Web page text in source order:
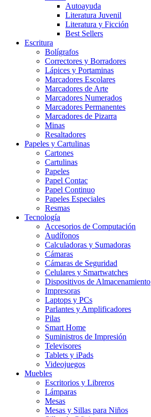
Autoayuda
Literatura Juvenil
Literatura y Ficción
Best Sellers
Escritura
Bolígrafos
Correctores y Borradores
Lápices y Portaminas
Marcadores Escolares
Marcadores de Arte
Marcadores Numerados
Marcadores Permanentes
Marcadores de Pizarra
Minas
Resaltadores
Papeles y Cartulinas
Cartones
Cartulinas
Papeles
Papel Contac
Papel Continuo
Papeles Especiales
Resmas
Tecnología
Accesorios de Computación
Audífonos
Calculadoras y Sumadoras
Cámaras
Cámaras de Seguridad
Celulares y Smartwatches
Dispositivos de Almacenamiento
Impresoras
Laptops y PCs
Parlantes y Amplificadores
Pilas
Smart Home
Suministros de Impresión
Televisores
Tablets y iPads
Videojuegos
Muebles
Escritorios y Libreros
Lámparas
Mesas
Mesas y Sillas para Niños